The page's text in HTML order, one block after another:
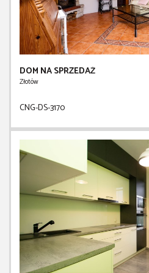
DOM NA SPRZEDAŻ
Złotów
CNG-DS-3170